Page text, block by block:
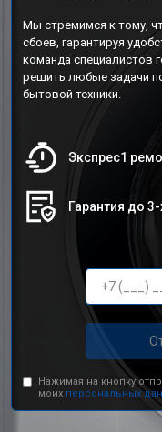
Мы стремимся к тому,
сбоев, гарантируя
команда специалистов
решить любые задачи
бытовой техники.
Экспрес1
Гарантия до
Нажимая на кнопку
моих персональных